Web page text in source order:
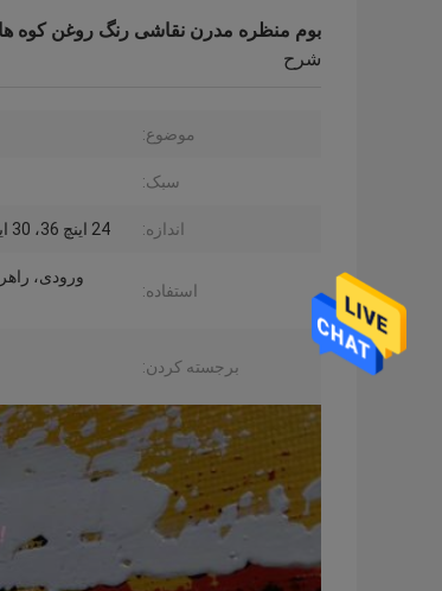
بوم منظره مدرن نقاشی رنگ روغن کوه
شرح
موضوع:
سبک:
اندازه: 24 اینچ 36، 30 اینچ 40، 36 اینچ 48 اینچ
استفاده:
ورودی،
برجسته کردن: